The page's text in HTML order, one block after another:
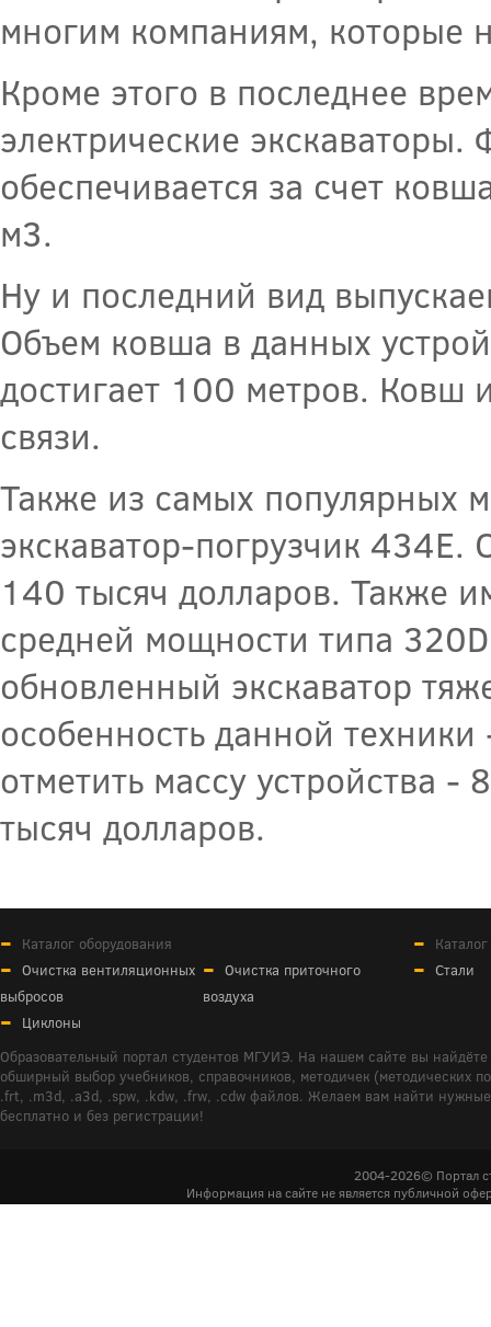
многим компаниям, которые
Кроме этого в последнее
электрические экскаваторы.
обеспечивается за счет
м3.
Ну и последний вид
Объем ковша в данных
достигает 100 метров. Ковш
связи.
Также из самых популярных
экскаватор-погрузчик 434Е.
140 тысяч долларов. Также
средней мощности типа
обновленный экскаватор
особенность данной
отметить массу устройства
тысяч долларов.
Каталог оборудования
Очистка вентиляционных
выбросов
Очистка приточного
воздуха
Циклоны
Стали
Образовательный портал студентов МГУИЭ. На нашем сайте вы
обширный выбор учебников, справочников, методичек (методических
.frt, .m3d, .a3d, .spw, .kdw, .frw, .cdw файлов. Желаем вам найти
бесплатно и без регистрации!
2004-2026© Портал
Информация на сайте не является публичной